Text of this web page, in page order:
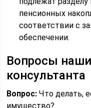
пенсионных
соответствии с
обеспечении.
Вопросы
консультанта
Вопрос: Что делать,
имущество?